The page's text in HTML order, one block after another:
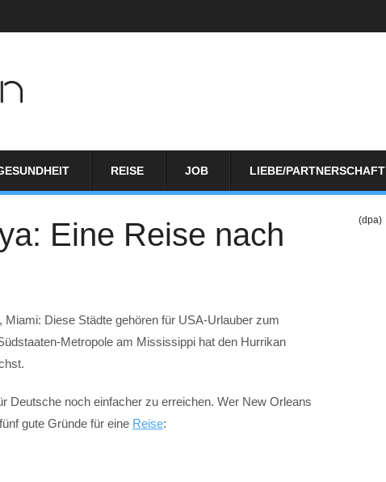
REISE JOB LIEBE/PARTNERSCHAFT
Eine Reise nach
(dpa)
Diese Städte gehören für USA-Urlauber zum
Metropole am Mississippi hat den Hurrikan
Deutsche noch einfacher zu erreichen. Wer New Orleans
gute Gründe für eine Reise: